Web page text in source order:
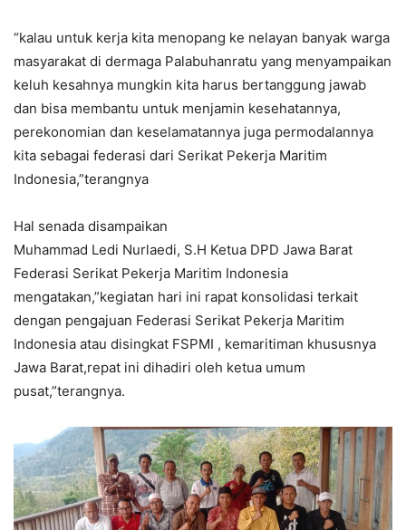
“kalau untuk kerja kita menopang ke nelayan banyak warga
masyarakat di dermaga Palabuhanratu yang menyampaikan
keluh kesahnya mungkin kita harus bertanggung jawab
dan bisa membantu untuk menjamin kesehatannya,
perekonomian dan keselamatannya juga permodalannya
kita sebagai federasi dari Serikat Pekerja Maritim
Indonesia,”terangnya
Hal senada disampaikan
Muhammad Ledi Nurlaedi, S.H Ketua DPD Jawa Barat
Federasi Serikat Pekerja Maritim Indonesia
mengatakan,”kegiatan hari ini rapat konsolidasi terkait
dengan pengajuan Federasi Serikat Pekerja Maritim
Indonesia atau disingkat FSPMI , kemaritiman khususnya
Jawa Barat,repat ini dihadiri oleh ketua umum
pusat,”terangnya.